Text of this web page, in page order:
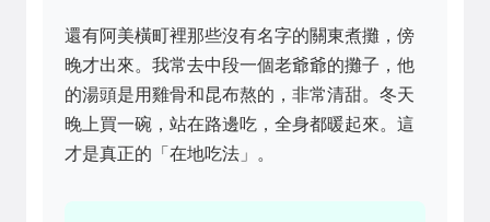
還有阿美橫町裡那些沒有名字的關東煮攤，傍
晚才出來。我常去中段一個老爺爺的攤子，他
的湯頭是用雞骨和昆布熬的，非常清甜。冬天
晚上買一碗，站在路邊吃，全身都暖起來。這
才是真正的「在地吃法」。